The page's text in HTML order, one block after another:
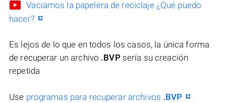
Vaciamos la papelera de reciclaje ¿Qué puedo
hacer?
Es lejos de lo que en todos los casos, la única forma
de recuperar un archivo .BVPsería su creación
repetida
Use programas para recuperar archivos .BVP